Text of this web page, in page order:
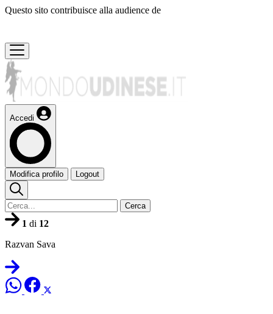
Questo sito contribuisce alla audience de
Accedi
Modifica profilo Logout
Cerca
1 di 12
Razvan Sava